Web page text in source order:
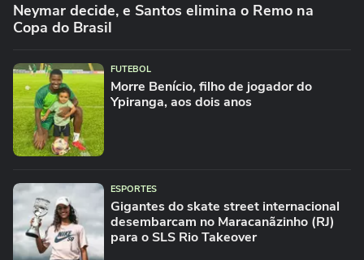
Neymar decide, e Santos elimina o Remo na
Copa do Brasil
FUTEBOL
Morre Benício, filho de jogador do
Ypiranga, aos dois anos
ESPORTES
Gigantes do skate street internacional
desembarcam no Maracanãzinho (RJ)
para o SLS Rio Takeover